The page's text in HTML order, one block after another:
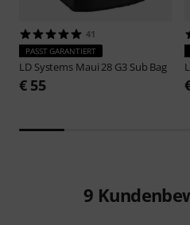
41
PASST GARANTIERT
LD Systems Maui 28 G3 Sub Bag
€ 55
9